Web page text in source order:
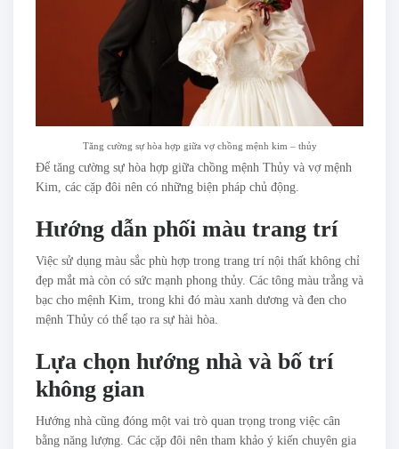
Tăng cường sự hòa hợp giữa vợ chồng mệnh kim – thủy
Để tăng cường sự hòa hợp giữa chồng mệnh Thủy và vợ mệnh
Kim, các cặp đôi nên có những biện pháp chủ động.
Hướng dẫn phối màu trang trí
Việc sử dụng màu sắc phù hợp trong trang trí nội thất không chỉ
đẹp mắt mà còn có sức mạnh phong thủy. Các tông màu trắng và
bạc cho mệnh Kim, trong khi đó màu xanh dương và đen cho
mệnh Thủy có thể tạo ra sự hài hòa.
Lựa chọn hướng nhà và bố trí
không gian
Hướng nhà cũng đóng một vai trò quan trọng trong việc cân
bằng năng lượng. Các cặp đôi nên tham khảo ý kiến chuyên gia